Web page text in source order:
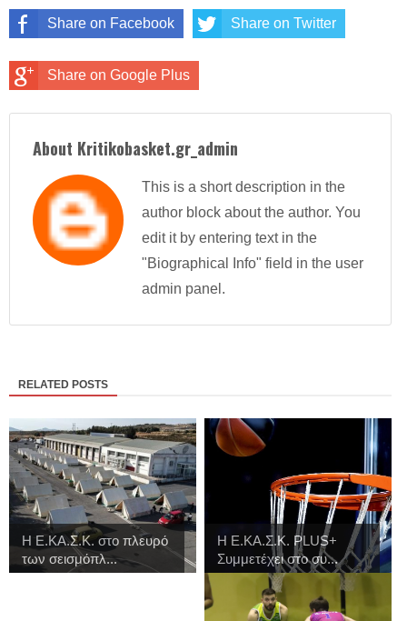
Share on Facebook Share on Twitter
Share on Google Plus
About Kritikobasket.gr_admin
This is a short description in the
author block about the author. You
edit it by entering text in the
"Biographical Info" field in the user
admin panel.
RELATED POSTS
Η Ε.ΚΑ.Σ.Κ. στο πλευρό
των σεισμόπλ...
H Ε.ΚΑ.Σ.Κ. PLUS+
Συμμετέχει στο συ...